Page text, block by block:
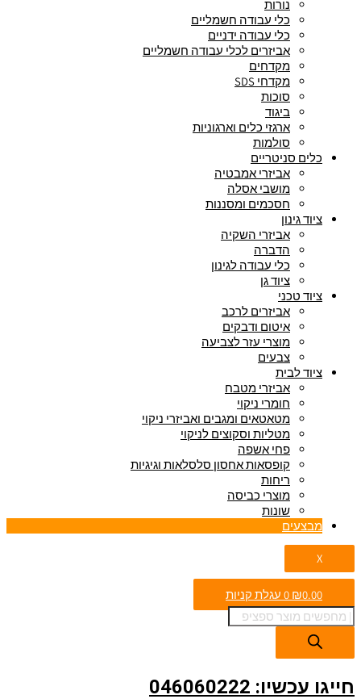
נורות
כלי עבודה חשמליים
כלי עבודה ידניים
אביזרים לכלי עבודה חשמליים
מקדחים
מקדחי SDS
סוכות
ביגוד
ארגזי כלים וארגוניות
סולמות
כלים סניטריים
אביזרי אמבטיה
מושבי אסלה
חסכמים ומסננות
ציוד גינון
אביזרי השקיה
הדברה
כלי עבודה לגינון
ציוד גן
ציוד טכני
אביזרים לרכב
איטום ודבקים
מוצרי עזר לצביעה
צבעים
ציוד לבית
אביזרי מטבח
חומרי ניקוי
מטאטאים ומגבים ואביזרי ניקוי
מטליות וסקוצים לניקוי
פחי אשפה
קופסאות אחסון סלסלאות וגיגיות
ריחות
מוצרי כביסה
שונות
מבצעים
X
₪0.00
0 עגלת קניות
חייגו עכשיו: 046060222